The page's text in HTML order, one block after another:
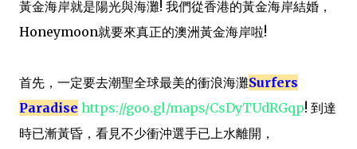
黃金海岸就是陽光與海灘! 我們從香港的黃金海岸結婚，
Honeymoon就要來真正的澳洲黃金海岸啦!
首先，一定要去潮聖全球最美的衝浪海灘Surfers
Paradise https://goo.gl/maps/CsDyTUdRGqp! 到達
時已漸黃昏，看見不少衝沖選手已上水離開，